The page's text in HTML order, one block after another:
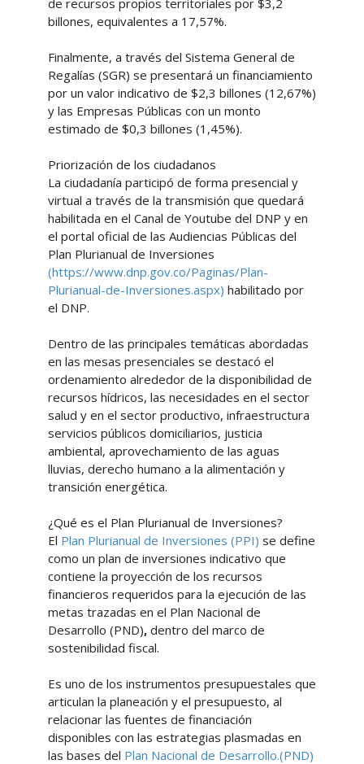
billones, equivalentes a 17,57%.
Finalmente, a través del Sistema General de
Regalías (SGR) se presentará un financiamiento
por un valor indicativo de $2,3 billones (12,67%)
y las Empresas Públicas con un monto
estimado de $0,3 billones (1,45%).
Priorización de los ciudadanos
La ciudadanía participó de forma presencial y
virtual a través de la transmisión que quedará
habilitada en el Canal de Youtube del DNP y en
el portal oficial de las Audiencias Públicas del
Plan Plurianual de Inversiones
(https://www.dnp.gov.co/Paginas/Plan-
Plurianual-de-Inversiones.aspx) habilitado por
el DNP.
Dentro de las principales temáticas abordadas
en las mesas presenciales se destacó el
ordenamiento alrededor de la disponibilidad de
recursos hídricos, las necesidades en el sector
salud y en el sector productivo, infraestructura
servicios públicos domiciliarios, justicia
ambiental, aprovechamiento de las aguas
lluvias, derecho humano a la alimentación y
transición energética.
¿Qué es el Plan Plurianual de Inversiones?
El Plan Plurianual de Inversiones (PPI) se define
como un plan de inversiones indicativo que
contiene la proyección de los recursos
financieros requeridos para la ejecución de las
metas trazadas en el Plan Nacional de
Desarrollo (PND),dentro del marco de
sostenibilidad fiscal.
Es uno de los instrumentos presupuestales que
articulan la planeación y el presupuesto, al
relacionar las fuentes de financiación
disponibles con las estrategias plasmadas en
las bases del Plan Nacional de Desarrollo.(PND)